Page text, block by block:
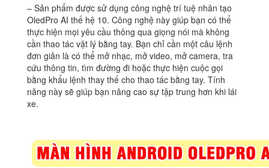
– Sản phẩm được sử dụng công nghệ trí tuệ nhân tạo
OledPro AI thế hệ 10. Công nghệ này giúp bạn có thể
thực hiện mọi yêu cầu thông qua giọng nói mà không
cần thao tác vật lý bằng tay. Bạn chỉ cần một câu lệnh
đơn giản là có thể mở nhạc, mở video, mở camera, tra
cứu thông tin, tìm đường đi hoặc thực hiện cuộc gọi
bằng khẩu lệnh thay thế cho thao tác bằng tay. Tính
năng này sẽ giúp bạn nâng cao sự tập trung hơn khi lái
xe.